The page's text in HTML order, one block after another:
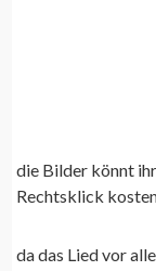
die Bilder könnt
Rechtsklick
da das Lied vor